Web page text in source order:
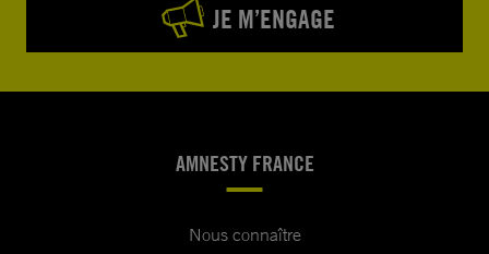
JE M’ENGAGE
AMNESTY FRANCE
Nous connaître